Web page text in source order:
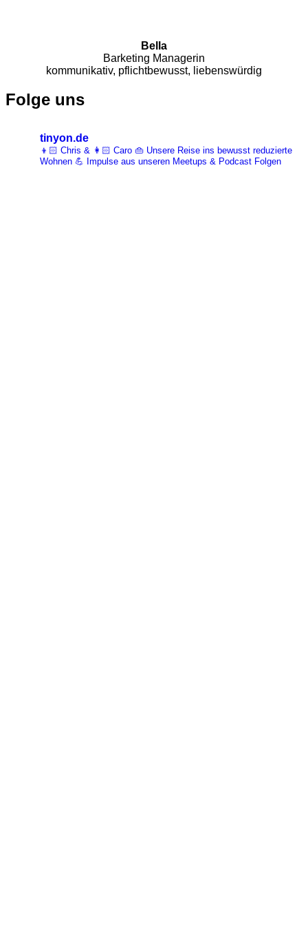
Bella
Barketing Managerin
kommunikativ, pflichtbewusst, liebenswürdig
Folge uns
tinyon.de
👦🏻 Chris & 👩🏻 Caro 👜 Unsere Reise ins bewusst reduzierte
Wohnen 💪 Impulse aus unseren Meetups & Podcast Folgen